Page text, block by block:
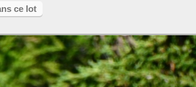
ce lot